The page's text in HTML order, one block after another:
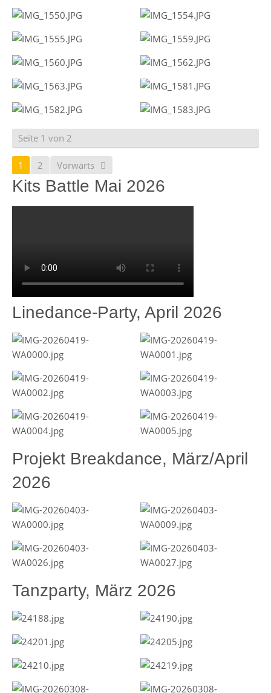
Seite 1 von 2
1 2 Vorwärts
Kits Battle Mai 2026
Linedance-Party, April 2026
Projekt Breakdance, März/April
2026
Tanzparty, März 2026